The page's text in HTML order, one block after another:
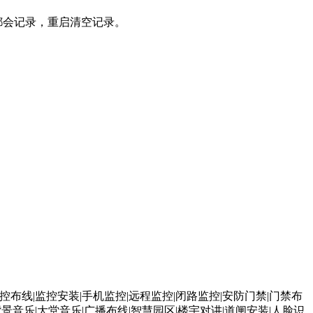
记录，重启清空记录。
布线|监控安装|手机监控|远程监控|闭路监控|安防门禁|门禁布